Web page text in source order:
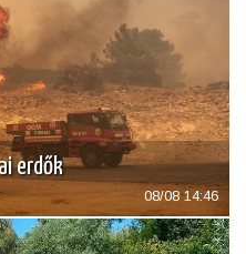
erdők
08/08 14:46